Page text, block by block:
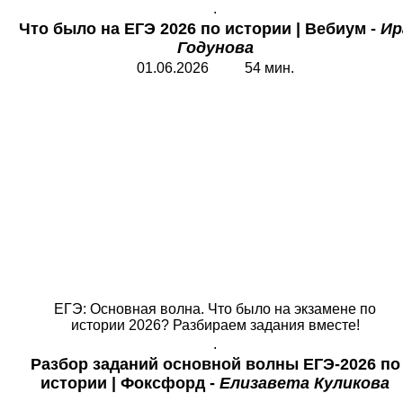
.
Что было на ЕГЭ 2026 по истории | Вебиум -
Годунова
01.06.2026 54 мин.
ЕГЭ: Основная волна. Что было на экзамене по
истории 2026? Разбираем задания вместе!
.
Разбор заданий основной волны ЕГЭ-2026по
истории | Фоксфорд - Елизавета Куликова